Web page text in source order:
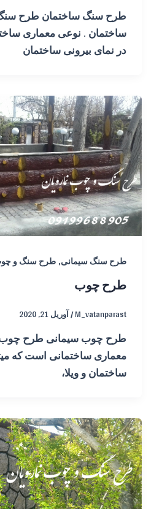
طرح سنگ ساختمان طرح
ساختمان . نوعی معماری
در نمای بیرونی ساختمان
طرح سنگ سیمانی,طرح سنگ و
طرح چوب
M_vatanparast
/آوریل 21, 2020
طرح چوب سیمانی طرح
معماری ساختمانی است که
ساختمان و ویلا،